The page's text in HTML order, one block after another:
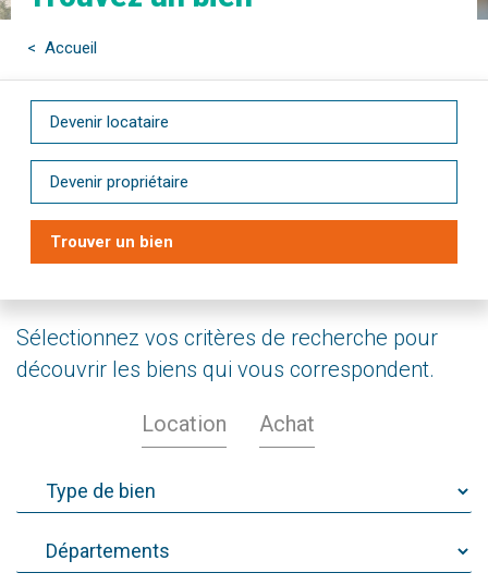
< Accueil
Devenir locataire
Devenir propriétaire
Trouver un bien
Sélectionnez vos critères de recherche pour
découvrir les biens qui vous correspondent.
Location Achat